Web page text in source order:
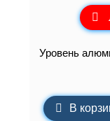
Уровень
В